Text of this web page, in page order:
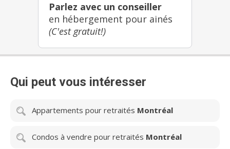
Parlez avec un conseiller
en hébergement pour ainés
(C'est gratuit!)
Qui peut vous intéresser
Appartements pour retraités Montréal
Condos à vendre pour retraités Montréal